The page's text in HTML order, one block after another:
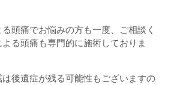
頭痛でお悩みの方も一度、ご相談く
る頭痛も専門的に施術しておりま
後遺症が残る可能性もございますの